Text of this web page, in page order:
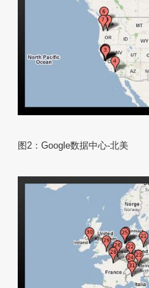
图2：Google数据中心-北美